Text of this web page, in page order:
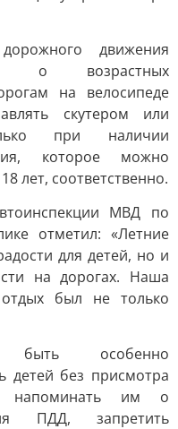
движения
о возрастных
на велосипеде
скутером или
при наличии
которое можно
лет, соответственно.
МВД по
отметил: «Летние
для детей, но и
на дорогах. Наша
был не только
быть особенно
детей без присмотра
напоминать им о
ПДД, запретить